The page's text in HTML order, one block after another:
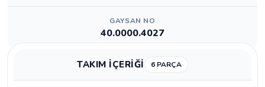
GAYSAN NO
40.0000.4027
TAKIM İÇERİĞİ 6 PARÇA